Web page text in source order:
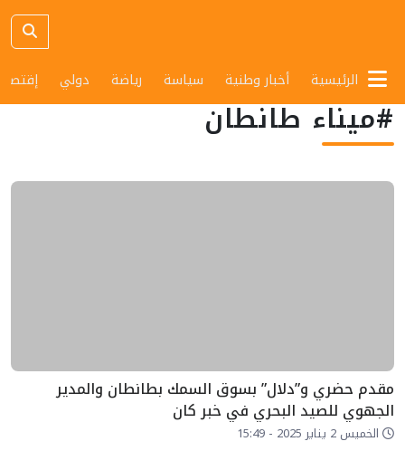
الرئيسية أخبار وطنية سياسة رياضة دولي
#ميناء طانطان
مقدم حضري و”دلال” بسوق السمك بطانطان والمدير
الجهوي للصيد البحري في خبر كان
الخميس 2 يناير 2025 - 15:49